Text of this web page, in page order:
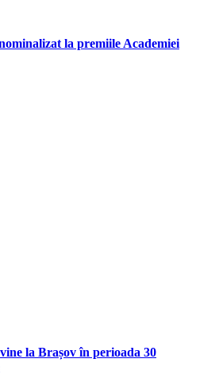
la premiile Academiei
la Brașov în perioada 30